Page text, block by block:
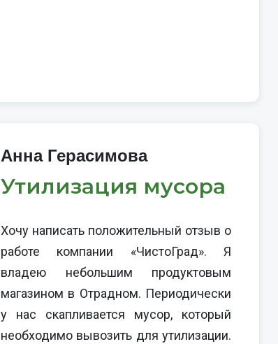
Анна Герасимова
Утилизация мусора
Хочу написать положительный отзыв о
работе компании «ЧистоГрад». Я
владею небольшим продуктовым
магазином в Отрадном. Периодически
у нас скапливается мусор, который
необходимо вывозить для утилизации.